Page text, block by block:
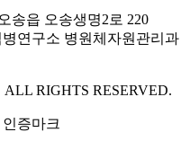
송읍 오송생명2로 220
연구소 병원체자원관리과
RIGHTS RESERVED.